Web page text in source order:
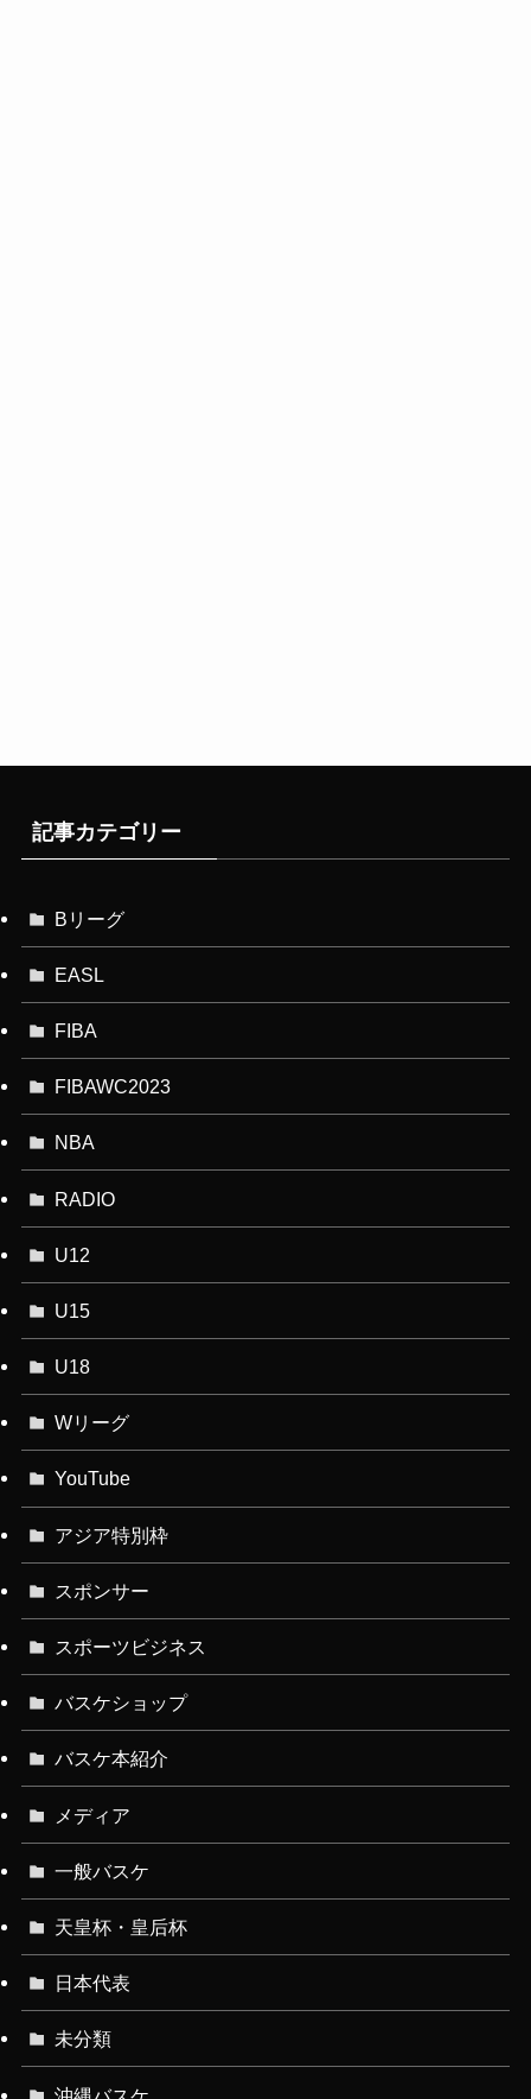
記事カテゴリー
Bリーグ
EASL
FIBA
FIBAWC2023
NBA
RADIO
U12
U15
U18
Wリーグ
YouTube
アジア特別枠
スポンサー
スポーツビジネス
バスケショップ
バスケ本紹介
メディア
一般バスケ
天皇杯・皇后杯
日本代表
未分類